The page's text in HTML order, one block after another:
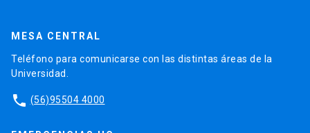
MESA CENTRAL
Teléfono para comunicarse con las distintas áreas de la
Universidad.
phone (56)95504 4000